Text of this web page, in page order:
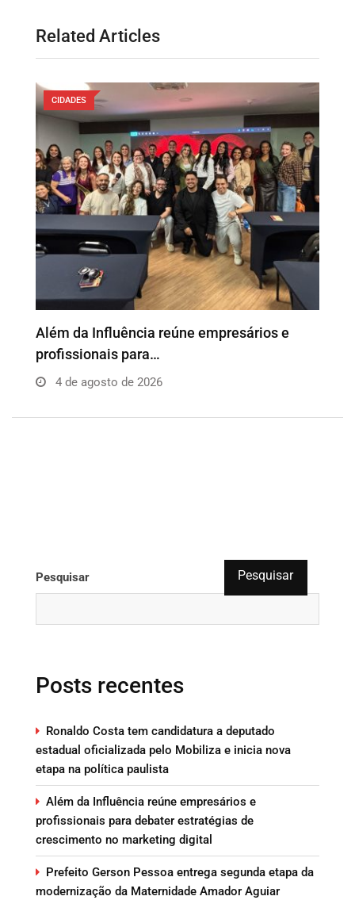
Related Articles
CIDADES
Além da Influência reúne empresários e
profissionais para…
4 de agosto de 2026
Pesquisar Pesquisar
Posts recentes
Ronaldo Costa tem candidatura a deputado
estadual oficializada pelo Mobiliza e inicia nova
etapa na política paulista
Além da Influência reúne empresários e
profissionais para debater estratégias de
crescimento no marketing digital
Prefeito Gerson Pessoa entrega segunda etapa da
modernização da Maternidade Amador Aguiar